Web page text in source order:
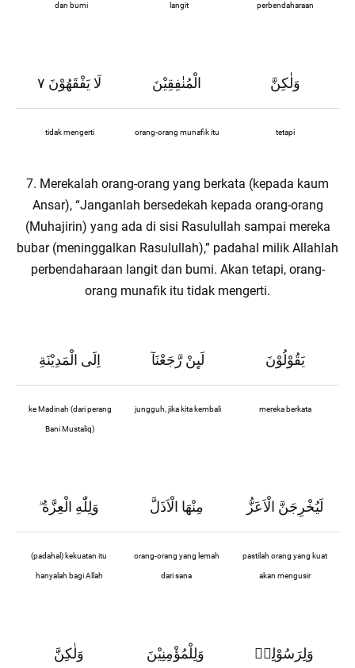
dan bumi langit perbendaharaan
لَا يَفْقَهُوْنَ ٧ الْمُنٰفِقِيْنَ وَلٰكِنَّ
tidak mengerti orang-orang munafik itu tetapi
7. Merekalah orang-orang yang berkata (kepada kaum
Ansar), “Janganlah bersedekah kepada orang-orang
(Muhajirin) yang ada di sisi Rasulullah sampai mereka
bubar (meninggalkan Rasulullah),” padahal milik Allahlah
perbendaharaan langit dan bumi. Akan tetapi, orang-
orang munafik itu tidak mengerti.
اِلَى الْمَدِيْنَةِ لَىِٕنْ رَّجَعْنَآ يَقُوْلُوْنَ
ke Madinah (dari perang
Bani Mustaliq)
jungguh, jika kita kembali mereka berkata
ۗوَلِلّٰهِ الْعِزَّةُ مِنْهَا الْاَذَلَّ لَيُخْرِجَنَّ الْاَعَزُّ
(padahal) kekuatan itu
hanyalah bagi Allah
orang-orang yang lemah
dari sana
pastilah orang yang kuat
akan mengusir
وَلٰكِنَّ وَلِلْمُؤْمِنِيْنَ وَلِرَسُوْلِهٖ